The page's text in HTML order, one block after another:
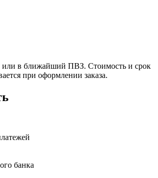
или в ближайший ПВЗ. Стоимость и срок
при оформлении заказа.
банка